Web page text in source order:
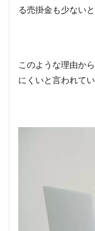
る売掛金も少ない
このような理由か
にくいと言われてい